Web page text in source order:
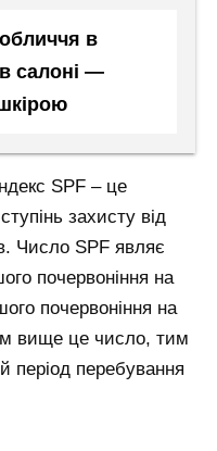
в
салоні —
SPF – це
захисту від
Число SPF являє
почервоніння на
почервоніння на
вище це число, тим
період перебування